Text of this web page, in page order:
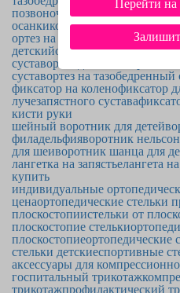
Перейти на
позвоночника
корсеты для
осанкикорректор осанки для
ортез на колено
ортезы для ног
детскийортез на голеностоп
суставортез для кисти
суставортез на тазобедренный
фиксатор на коленофиксатор
лучезапястного сустава
кисти руки
шейный воротник для детей
филадельфияворотник
для шеиворотник шанца для
лангетка на запястьелангета
купить
индивидуальные
ценаортопедические стельки
плоскостопиистельки от
плоскостопие стельки
плоскостопиеортопедические
стельки детскиеспортивные
аксессуары для
госпитальный трикотаж
трикотажпрофилактический